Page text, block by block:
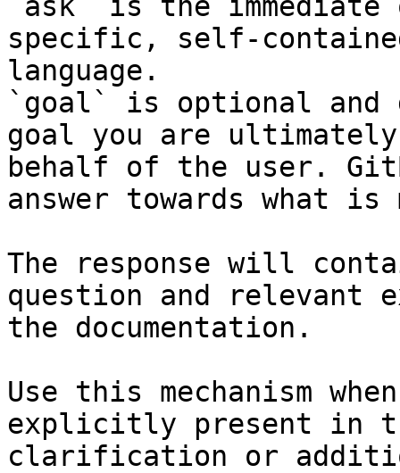
specific, self-
language.
`goal` is optional and
goal you are
behalf of the user.
answer towards what
The response will
question and relevant
the documentation.
Use this mechanism
explicitly present in
clarification or